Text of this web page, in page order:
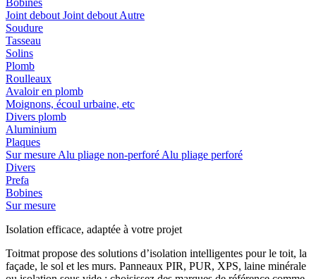
Bobines
Joint debout Joint debout Autre
Soudure
Tasseau
Solins
Plomb
Roulleaux
Avaloir en plomb
Moignons, écoul urbaine, etc
Divers plomb
Aluminium
Plaques
Sur mesure Alu pliage non-perforé Alu pliage perforé
Divers
Prefa
Bobines
Sur mesure
Isolation efficace, adaptée à votre projet
Toitmat propose des solutions d’isolation intelligentes pour le toit, la
façade, le sol et les murs. Panneaux PIR, PUR, XPS, laine minérale